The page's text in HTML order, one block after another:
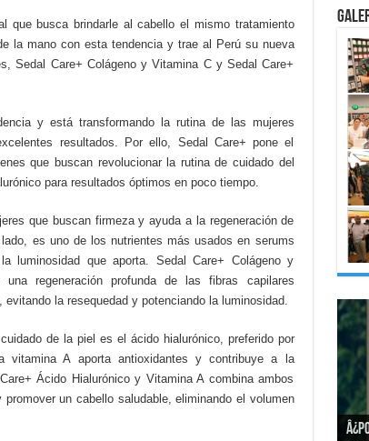
que busca brindarle al cabello el mismo tratamiento
la mano con esta tendencia y trae al Perú su nueva
Sedal Care+ Colágeno y Vitamina C y Sedal Care+
y está transformando la rutina de las mujeres
resultados. Por ello, Sedal Care+ pone el
que buscan revolucionar la rutina de cuidado del
para resultados óptimos en poco tiempo.
que buscan firmeza y ayuda a la regeneración de
es uno de los nutrientes más usados en serums
luminosidad que aporta. Sedal Care+ Colágeno y
regeneración profunda de las fibras capilares
la resequedad y potenciando la luminosidad.
de la piel es el ácido hialurónico, preferido por
vitamina A aporta antioxidantes y contribuye a la
Ácido Hialurónico y Vitamina A combina ambos
un cabello saludable, eliminando el volumen